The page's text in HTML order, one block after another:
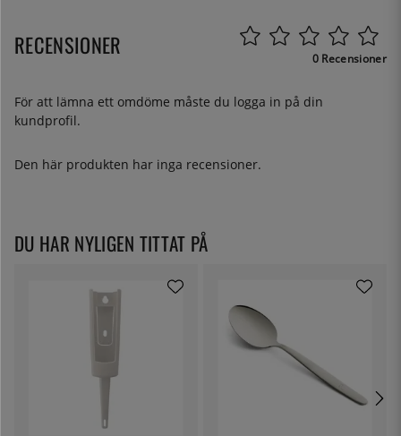
RECENSIONER 0 Recensioner
För att lämna ett omdöme måste du logga in på din
kundprofil.
Den här produkten har inga recensioner.
DU HAR NYLIGEN TITTAT PÅ